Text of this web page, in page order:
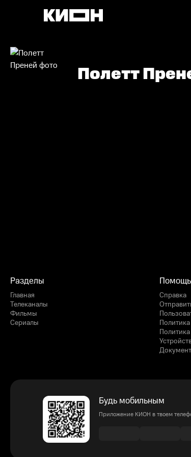
Полетт
Разделы
Главная
Телеканалы
Фильмы
Сериалы
Помощь
Справка
Будь мобильным
Приложение КИОН в твоем